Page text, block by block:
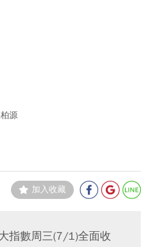
源
加入收藏
指數周三(7/1)全面收